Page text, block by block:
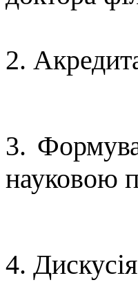
2.
3.
науковою
4.